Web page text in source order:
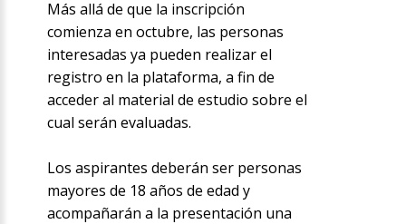
Más allá de que la inscripción
comienza en octubre, las personas
interesadas ya pueden realizar el
registro en la plataforma, a fin de
acceder al material de estudio sobre el
cual serán evaluadas.
Los aspirantes deberán ser personas
mayores de 18 años de edad y
acompañarán a la presentación una